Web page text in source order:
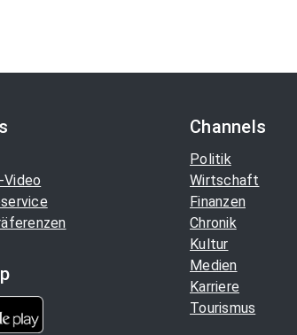
Video
Channels
Politik
Wirtschaft
Finanzen
Chronik
Kultur
Medien
Karriere
Tourismus